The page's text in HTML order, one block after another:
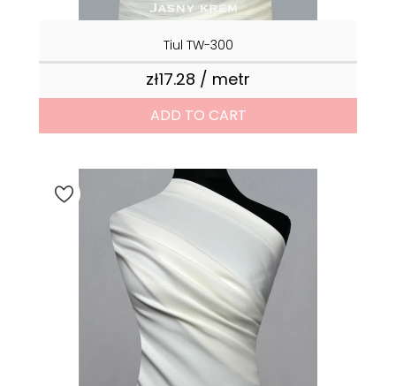
Tiul TW-300
zł17.28 / metr
ADD TO CART